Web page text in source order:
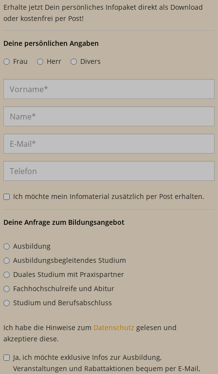
Erhalte jetzt Dein persönliches Infopaket direkt als Download
oder kostenfrei per Post!
Deine persönlichen Angaben
Frau
Herr Divers
Ich möchte mein Infomaterial zusätzlich per Post erhalten.
Deine Anfrage zum Bildungsangebot
Ausbildung
Ausbildungsbegleitendes Studium
Duales Studium mit Praxispartner
Fachhochschulreife und Abitur
Studium und Berufsabschluss
Ich habe die Hinweise zum Datenschutz gelesen und
akzeptiere diese.
Ja, ich möchte exklusive Infos zur Ausbildung,
Veranstaltungen und Rabattaktionen bequem per E-Mail,